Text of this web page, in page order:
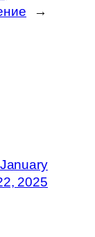
→
January
2025